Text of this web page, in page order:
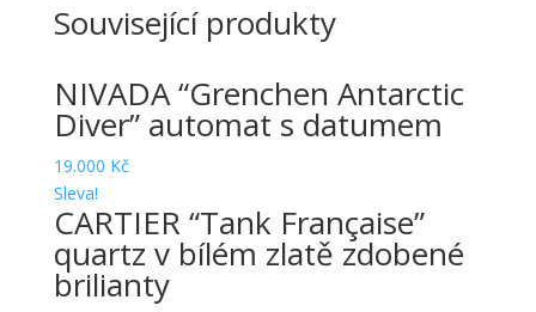
Související produkty
NIVADA “Grenchen Antarctic
Diver” automat s datumem
19.000 Kč
Sleva!
CARTIER “Tank Française”
quartz v bílém zlatě zdobené
brilianty